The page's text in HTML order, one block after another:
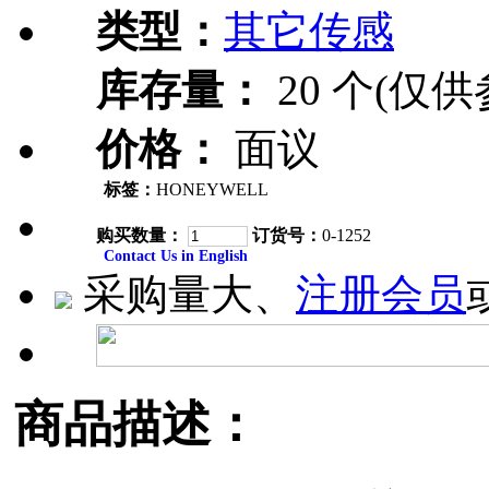
类型： 其它传感
库存量：
20 个(仅供
价格： 面议
标签： HONEYWELL
购买数量： 订货号： 0-1252
Contact Us in English
采购量大、 注册会员
商品描述：